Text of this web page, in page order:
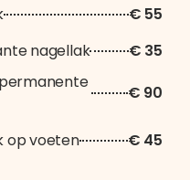
€ 55
nagellak
€ 35
€ 90
op voeten € 45